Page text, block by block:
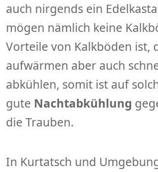
auch nirgends ein
mögen nämlich keine
Vorteile von Kalkböden ist,
aufwärmen aber auch
abkühlen, somit ist auf
gute Nachtabkühlung
die Trauben.
In Kurtatsch und